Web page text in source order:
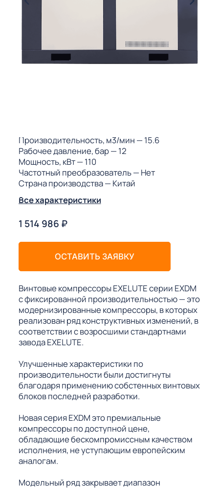
Производительность, м3/мин — 15.6
Рабочее давление, бар— 12
Мощность, кВт— 110
Частотный преобразователь— Нет
Страна производства— Китай
Все характеристики
1 514 986 ₽
ОСТАВИТЬ ЗАЯВКУ
Винтовые компрессоры EXELUTE серии EXDM
с фиксированной производительностью — это
модернизированные компрессоры, в которых
реализован ряд конструктивных изменений, в
соответствии с возросшими стандартнами
завода EXELUTE.
Улучшенные характеристики по
производительности были достигнуты
благодаря применению собстенных винтовых
блоков последней разработки.
Новая серия EXDM это премиальные
компрессоры по доступной цене,
обладающие бескомпромиссным качеством
исполнения, не уступающим европейским
аналогам.
Модельный ряд закрывает диапазон
АИ